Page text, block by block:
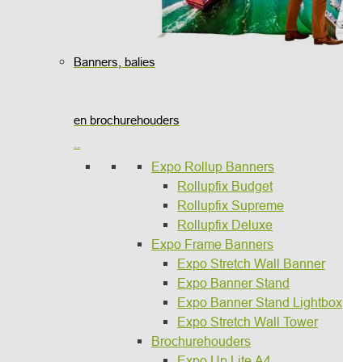
Banners, balies
en brochurehouders
Expo Rollup Banners
Rollupfix Budget
Rollupfix Supreme
Rollupfix Deluxe
Expo Frame Banners
Expo Stretch Wall Banner
Expo Banner Stand
Expo Banner Stand Lightbox
Expo Stretch Wall Tower
Brochurehouders